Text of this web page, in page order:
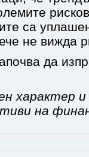
са
не вижда
да
характер и
на